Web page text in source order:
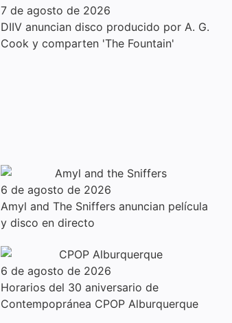
7 de agosto de 2026
DIIV anuncian disco producido por A. G.
Cook y comparten 'The Fountain'
6 de agosto de 2026
Amyl and The Sniffers anuncian película
y disco en directo
6 de agosto de 2026
Horarios del 30 aniversario de
Contempopránea CPOP Alburquerque